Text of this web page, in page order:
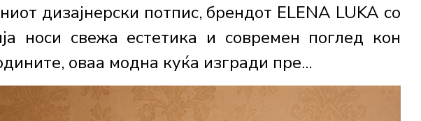
дизајнерски потпис, брендот ELENA LUKA со
носи свежа естетика и современ поглед кон
оваа модна куќа изгради пре...